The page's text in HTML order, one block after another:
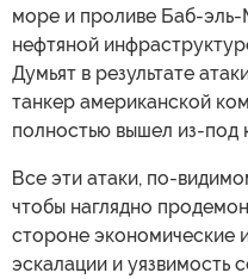
море и проливе Баб-
нефтяной
Думьят в результате
танкер американской
полностью вышел из-под
Все эти атаки, по-
чтобы наглядно
стороне экономические
эскалации и